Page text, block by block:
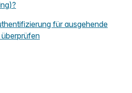
für ausgehende